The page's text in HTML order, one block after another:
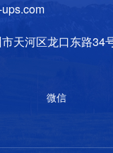
天河区龙口东路34
微信